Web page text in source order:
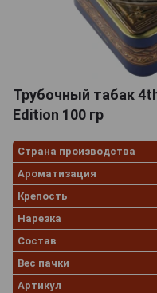
Трубочный табак
Edition 100 гр
Страна производства
Ароматизация
Крепость
Нарезка
Состав
Вес пачки
Артикул